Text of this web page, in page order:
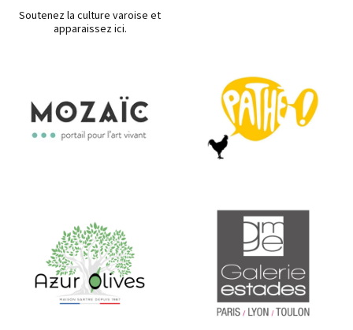
Soutenez la culture varoise et
apparaissez ici.